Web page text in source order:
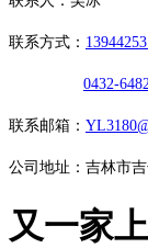
联系方式：
0432-
联系邮箱：
公司地址：吉林市
又一家